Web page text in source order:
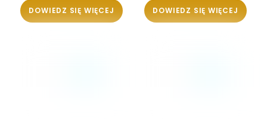
DOWIEDZ SIĘ WIĘCEJ DOWIEDZ SIĘ WIĘCEJ